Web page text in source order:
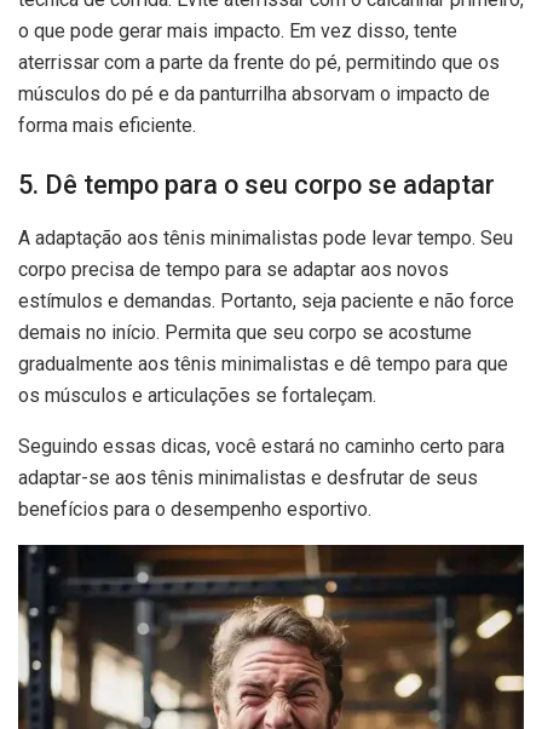
o que pode gerar mais impacto. Em vez disso, tente
aterrissar com a parte da frente do pé, permitindo que os
músculos do pé e da panturrilha absorvam o impacto de
forma mais eficiente.
5. Dê tempo para o seu corpo se adaptar
A adaptação aos tênis minimalistas pode levar tempo. Seu
corpo precisa de tempo para se adaptar aos novos
estímulos e demandas. Portanto, seja paciente e não force
demais no início. Permita que seu corpo se acostume
gradualmente aos tênis minimalistas e dê tempo para que
os músculos e articulações se fortaleçam.
Seguindo essas dicas, você estará no caminho certo para
adaptar-se aos tênis minimalistas e desfrutar de seus
benefícios para o desempenho esportivo.